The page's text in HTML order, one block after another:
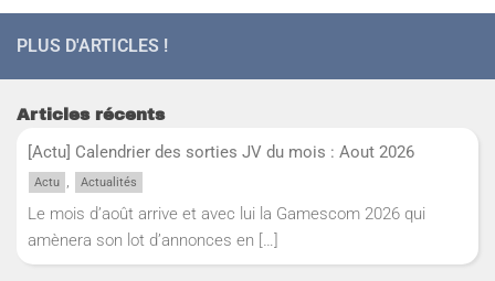
PLUS D'ARTICLES !
Articles récents
[Actu] Calendrier des sorties JV du mois : Aout 2026
Actu , Actualités
Le mois d’août arrive et avec lui la Gamescom 2026 qui
amènera son lot d’annonces en […]